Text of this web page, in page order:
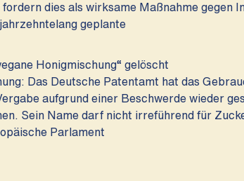
dies als wirksame Maßnahme
geplante
Honigmischung“ gelöscht
Das Deutsche Patentamt hat das
aufgrund einer Beschwerde wieder
Sein Name darf nicht irreführend für
Parlament